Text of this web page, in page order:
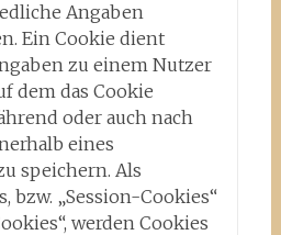
Angaben
Ein Cookie dient
zu einem Nutzer
dem das Cookie
oder auch nach
eines
speichern. Als
bzw. „Session-Cookies“
werden Cookies